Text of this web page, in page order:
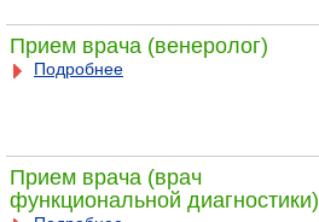
Прием врача (венеролог)
Подробнее
Прием врача (врач
функциональной диагностики)